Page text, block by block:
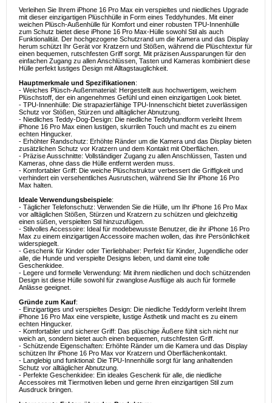
Verleihen Sie Ihrem iPhone 16 Pro Max ein verspieltes und niedliches Upgrade
mit dieser einzigartigen Plüschhülle in Form eines Teddyhundes. Mit einer
weichen Plüsch-Außenhülle für Komfort und einer robusten TPU-Innenhülle
zum Schutz bietet diese iPhone 16 Pro Max-Hülle sowohl Stil als auch
Funktionalität. Der hochgezogene Schutzrand um die Kamera und das Display
herum schützt Ihr Gerät vor Kratzern und Stößen, während die Plüschtextur für
einen bequemen, rutschfesten Griff sorgt. Mit präzisen Aussparungen für den
einfachen Zugang zu allen Anschlüssen, Tasten und Kameras kombiniert diese
Hülle perfekt lustiges Design mit Alltagstauglichkeit.
Hauptmerkmale und Spezifikationen:
- Weiches Plüsch-Außenmaterial: Hergestellt aus hochwertigem, weichem
Plüschstoff, der ein angenehmes Gefühl und einen einzigartigen Look bietet.
- TPU-Innenhülle: Die strapazierfähige TPU-Innenschicht bietet zuverlässigen
Schutz vor Stößen, Stürzen und alltäglicher Abnutzung.
- Niedliches Teddy-Dog-Design: Die niedliche Teddyhundform verleiht Ihrem
iPhone 16 Pro Max einen lustigen, skurrilen Touch und macht es zu einem
echten Hingucker.
- Erhöhter Randschutz: Erhöhte Ränder um die Kamera und das Display bieten
zusätzlichen Schutz vor Kratzern und dem Kontakt mit Oberflächen.
- Präzise Ausschnitte: Vollständiger Zugang zu allen Anschlüssen, Tasten und
Kameras, ohne dass die Hülle entfernt werden muss.
- Komfortabler Griff: Die weiche Plüschstruktur verbessert die Griffigkeit und
verhindert ein versehentliches Ausrutschen, während Sie Ihr iPhone 16 Pro
Max halten.
Ideale Verwendungsbeispiele:
- Täglicher Telefonschutz: Verwenden Sie die Hülle, um Ihr iPhone 16 Pro Max
vor alltäglichen Stößen, Stürzen und Kratzern zu schützen und gleichzeitig
einen süßen, verspielten Stil hinzuzufügen.
- Stilvolles Accessoire: Ideal für modebewusste Benutzer, die ihr iPhone 16 Pro
Max zu einem einzigartigen Accessoire machen wollen, das ihre Persönlichkeit
widerspiegelt.
- Geschenk für Kinder oder Tierliebhaber: Perfekt für Kinder, Jugendliche oder
alle, die Hunde und verspielte Designs lieben, und damit eine tolle
Geschenkidee.
- Legere und formelle Verwendung: Mit ihrem niedlichen und doch schützenden
Design ist diese Hülle sowohl für zwanglose Ausflüge als auch für formelle
Anlässe geeignet.
Gründe zum Kauf:
- Einzigartiges und verspieltes Design: Die niedliche Teddyform verleiht Ihrem
iPhone 16 Pro Max eine verspielte, lustige Ästhetik und macht es zu einem
echten Hingucker.
- Komfortabler und sicherer Griff: Das plüschige Äußere fühlt sich nicht nur
weich an, sondern bietet auch einen bequemen, rutschfesten Griff.
- Schützende Eigenschaften: Erhöhte Ränder um die Kamera und das Display
schützen Ihr iPhone 16 Pro Max vor Kratzern und Oberflächenkontakt.
- Langlebig und funktional: Die TPU-Innenhülle sorgt für lang anhaltenden
Schutz vor alltäglicher Abnutzung.
- Perfekte Geschenkidee: Ein ideales Geschenk für alle, die niedliche
Accessoires mit Tiermotiven lieben und gerne ihren einzigartigen Stil zum
Ausdruck bringen.